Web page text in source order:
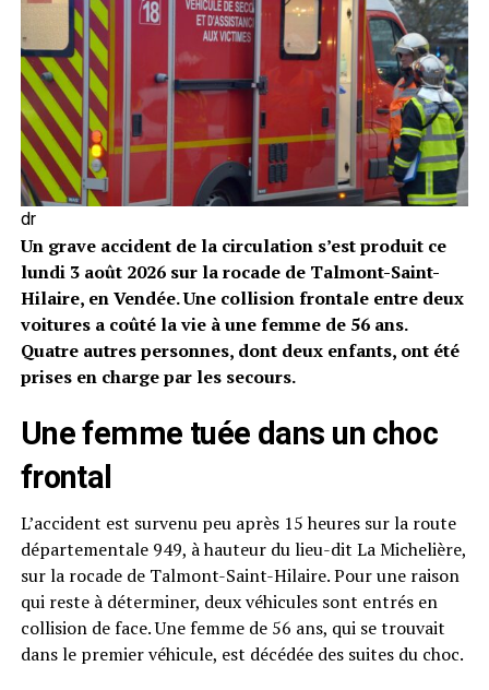
dr
Un grave accident de la circulation s’est produit ce
lundi 3 août 2026 sur la rocade de Talmont-Saint-
Hilaire, en Vendée. Une collision frontale entre deux
voitures a coûté la vie à une femme de 56 ans.
Quatre autres personnes, dont deux enfants, ont été
prises en charge par les secours.
Une femme tuée dans un choc
frontal
L’accident est survenu peu après 15 heures sur la route
départementale 949, à hauteur du lieu-dit La Michelière,
sur la rocade de Talmont-Saint-Hilaire. Pour une raison
qui reste à déterminer, deux véhicules sont entrés en
collision de face. Une femme de 56 ans, qui se trouvait
dans le premier véhicule, est décédée des suites du choc.